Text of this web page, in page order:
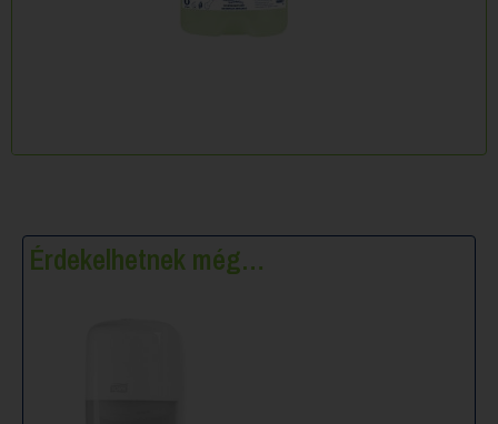
Érdekelhetnek még…